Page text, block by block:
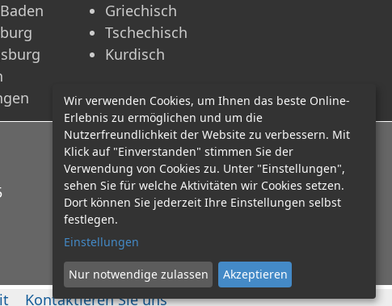
Griechisch
Tschechisch
Kurdisch
E-Mail: office@mcadvo.com
Kontaktieren Sie uns
Wir verwenden Cookies, um Ihnen das beste Online-
Erlebnis zu ermöglichen und um die
Nutzerfreundlichkeit der Website zu verbessern. Mit
Klick auf "Einverstanden" stimmen Sie der
Verwendung von Cookies zu. Unter "Einstellungen",
sehen Sie für welche Aktivitäten wir Cookies setzen.
Dort können Sie jederzeit Ihre Einstellungen selbst
festlegen.
Einstellungen
Nur notwendige zulassen Akzeptieren